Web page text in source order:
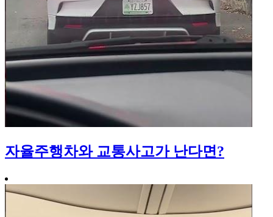
자율주행차와 교통사고가 난다면?